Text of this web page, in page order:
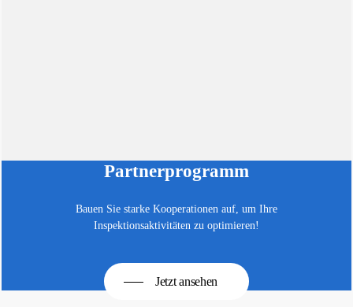
Partnerprogramm
Bauen Sie starke Kooperationen auf, um Ihre
Inspektionsaktivitäten zu optimieren!
Jetzt ansehen